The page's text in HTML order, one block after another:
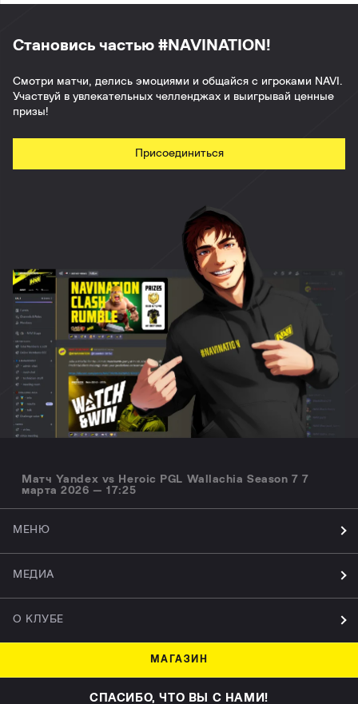
Становись частью #NAVINATION!
Смотри матчи, делись эмоциями и общайся с игроками NAVI.
Участвуй в увлекательных челленджах и выигрывай ценные
призы!
Присоединиться
Матч Yandex vs Heroic PGL Wallachia Season 7 7
марта 2026 — 17:25
МЕНЮ
МЕДИА
О КЛУБЕ
МАГАЗИН
СПАСИБО, ЧТО ВЫ С НАМИ!